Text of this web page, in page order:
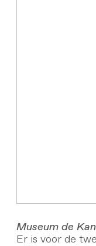
Museum de
Er is voor de